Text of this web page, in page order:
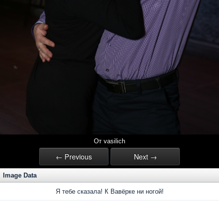
От vasilich
← Previous Next →
Image Data
Я тебе сказала! К Вавёрке ни ногой!